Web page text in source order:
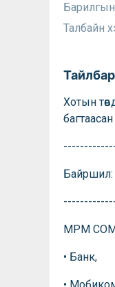
Талбайн
Тайлбар
Хотын
Байршил:
MPM
• Банк,